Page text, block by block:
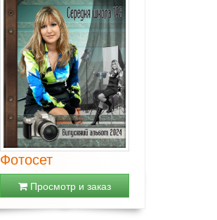
Фотосет
Просмотр и заказ